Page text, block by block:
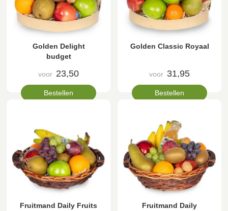
Golden Delight
budget
voor 23,50
Bestellen
Golden Classic Royaal
voor 31,95
Bestellen
Fruitmand Daily Fruits
Fruitmand Daily